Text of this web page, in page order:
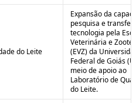
do Leite
Expansão da
pesquisa e
tecnologia pela
Veterinária e
(EVZ) da
Federal de Goiás
meio de apoio ao
Laboratório de
do Leite.